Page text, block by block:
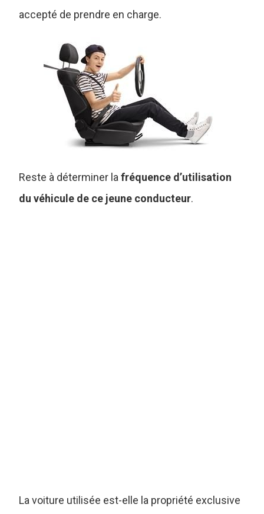
accepté de prendre en charge.
Reste à déterminer lafréquence d’utilisation
du véhicule de ce jeune conducteur.
La voiture utilisée est-elle la propriété exclusive